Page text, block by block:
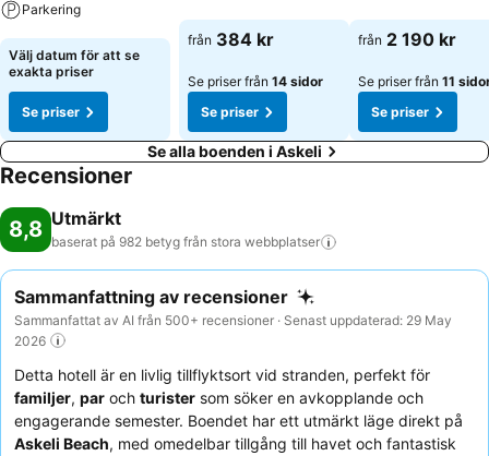
Parkering
Se priser
Välj datum för att se
exakta priser
Se priser
Se priser
från 384 kr
Se priser från 14 sidor
Se priser
från 2 190 kr
Se priser från 11
Se priser
Se alla boenden i Askeli
Recensioner
8,8 Utmärkt
baserat på 982 betyg från stora webbplatser
Sammanfattning av recensioner
Sammanfattat av AI från 500+ recensioner · Senast uppdaterad: 29 May
2026
Detta hotell är en livlig tillflyktsort vid stranden, perfekt för
familjer, par och turister som söker en avkopplande och
engagerande semester. Boendet har ett utmärkt läge direkt på
Askeli Beach, med omedelbar tillgång till havet och fantastisk